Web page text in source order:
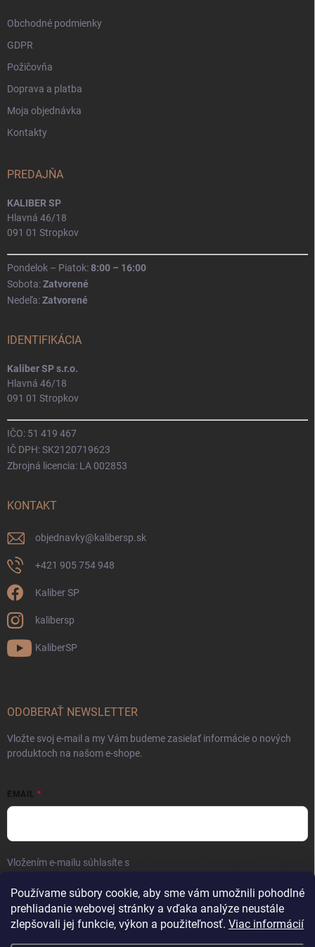
Používame súbory cookie, aby sme vám umožnili pohodlné
prehliadanie webovej stránky a vďaka analýze neustále
zlepšovali jej funkcie, výkon a použiteľnosť. Viac informácií
Obchodné podmienky
GDPR
Požičovňa
Doprava a platba
Moja objednávka
Kontakty
PREDAJŇA
KALIBER SP
Hlavná 46/18
091 01 Stropkov
Pondelok – Piatok:8:00 – 16:00
Sobota:Zatvorené
Nedeľa:Zatvorené
IDENTIFIKÁCIA
Kaliber SP s.r.o.
Hlavná 46/18
091 01 Stropkov
IČO: 51 419 467
IČ DPH: SK2120719623
Zbrojná licencia: LA 002853
KONTAKT
objednavky@kalibersp.sk
+421 905 754 948
Kaliber SP
kalibersp
KaliberSP
ODOBERAŤ NEWSLETTER
Vložte svoj e-mail a my Vám budeme zasielať informácie o nových
produktoch na našom e-shope.
EMAIL
Vložením e-mailu súhlasíte s
Prihlásiť sa